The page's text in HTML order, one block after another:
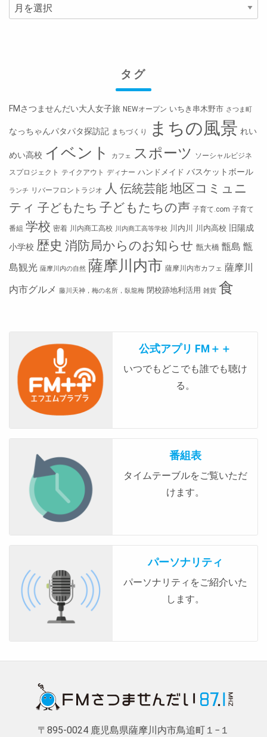
タグ
FMさつませんだい大人女子旅 NEWオープン いちき串木野市 さつま町
なっちゃんパタパタ探訪記 まちづくり まちの風景 れい
めい高校 イベント カフェ スポーツ ソーシャルビジネ
スプロジェクト テイクアウト ディナー ハンドメイド バスケットボール
ランチ リバーフロントラジオ 人 伝統芸能地区コミュニ
ティ 子どもたち 子どもたちの声 子育て.com 子育て
番組 学校 密着 川内商工高校 川内商工高等学校 川内川 川内高校
旧陽成
小学校 歴史 消防局からのお知らせ 甑大橋 甑島 甑
島観光 薩摩川内の自然 薩摩川内市 薩摩川内市カフェ 薩摩川
内市グルメ 藤川天神，梅の名所，臥龍梅 閉校跡地利活用 雑貨 食
公式アプリ FM＋＋
いつでもどこでも誰でも聴け
る。
番組表
タイムテーブルをご覧いただ
けます。
パーソナリティ
パーソナリティをご紹介いた
します。
〒895-0024 鹿児島県薩摩川内市鳥追町１−１